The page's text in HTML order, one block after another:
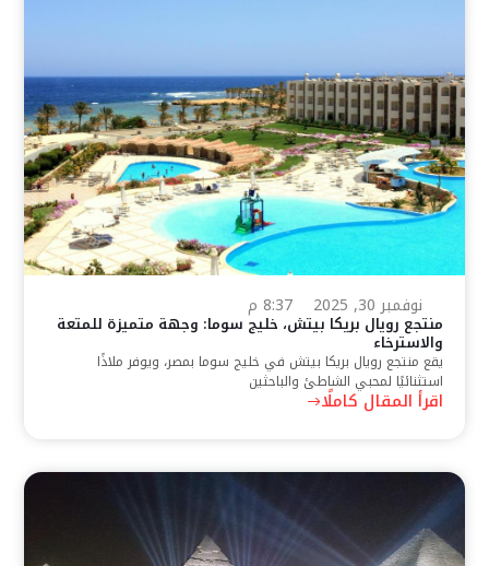
نوفمبر 30, 2025 8:37 م
منتجع رويال بريكا بيتش، خليج سوما: وجهة متميزة للمتعة
والاسترخاء
يقع منتجع رويال بريكا بيتش في خليج سوما بمصر، ويوفر ملاذًا
استثنائيًا لمحبي الشاطئ والباحثين
اقرأ المقال كاملًا